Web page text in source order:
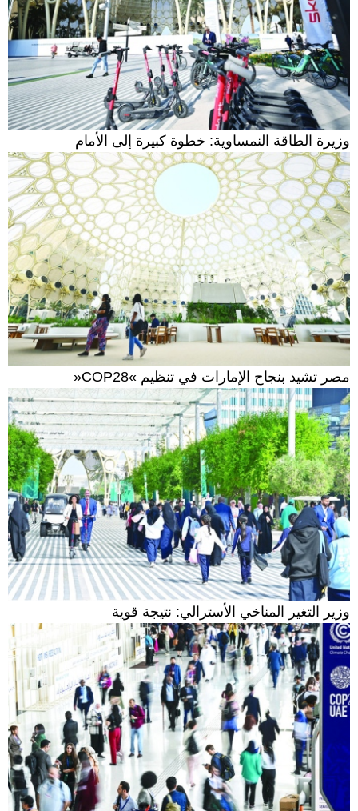
وزيرة الطاقة النمساوية: خطوة كبيرة إلى الأمام
مصر تشيد بنجاح الإمارات في تنظيم »COP28«
وزير التغير المناخي الأسترالي: نتيجة قوية